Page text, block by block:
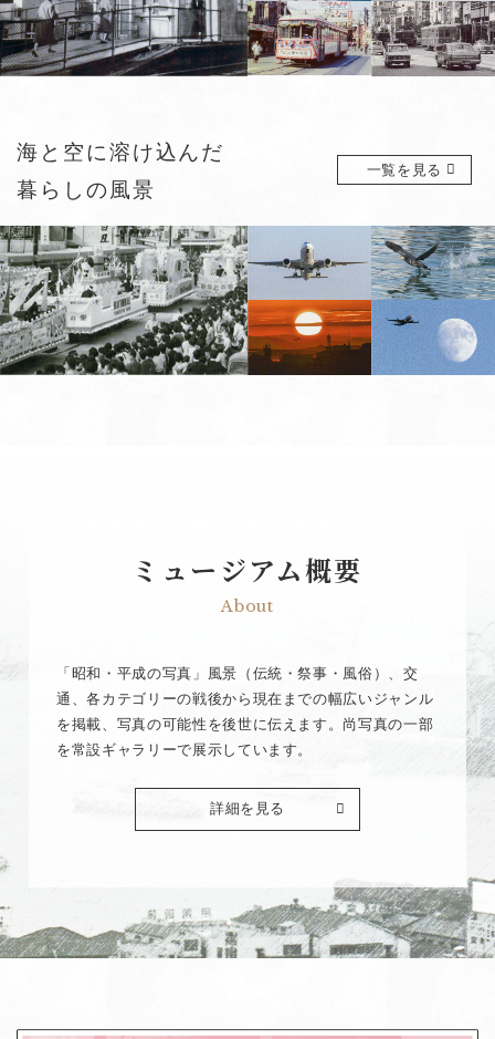
海と空に溶け込んだ
暮らしの風景
一覧を見る
ミュージアム概要
About
「昭和・平成の写真」風景（伝統・祭事・風俗）、交
通、各カテゴリーの戦後から現在までの幅広いジャンル
を掲載、写真の可能性を後世に伝えます。尚写真の一部
を常設ギャラリーで展示しています。
詳細を見る